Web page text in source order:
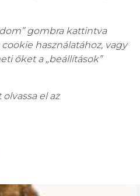
gombra kattintva
cookie használatához, vagy
őket a „beállítások”
el az